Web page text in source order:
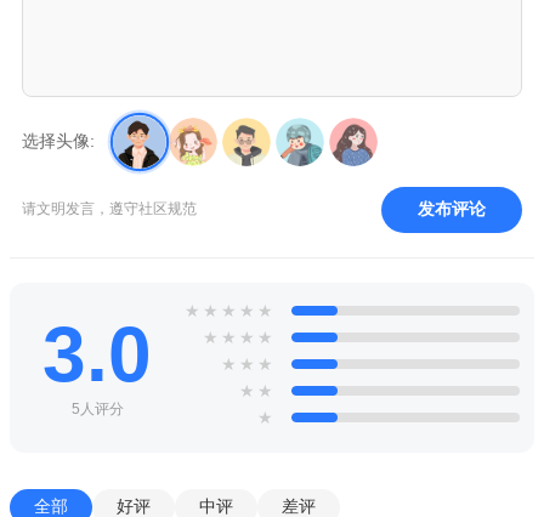
选择头像:
请文明发言，遵守社区规范 发布评论
3.0
5人评分
★ ★ ★ ★ ★
★ ★ ★ ★
★ ★ ★
★ ★
★
全部 好评 中评 差评